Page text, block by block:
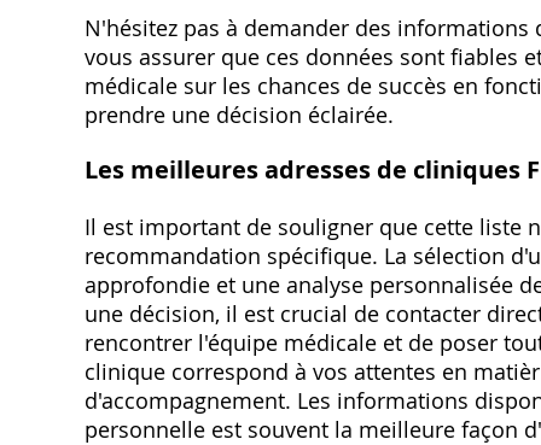
N'hésitez pas à demander des
vous assurer que ces données sont fiables
médicale sur les chances de succès en
prendre une décision éclairée.
Les meilleures adresses de cliniques
Il est important de souligner que cette liste
recommandation spécifique. La sélection
approfondie et une analyse personnalisée
une décision‚ il est crucial de contacter
rencontrer l'équipe médicale et de poser
clinique correspond à vos attentes en
d'accompagnement. Les informations
personnelle est souvent la meilleure façon